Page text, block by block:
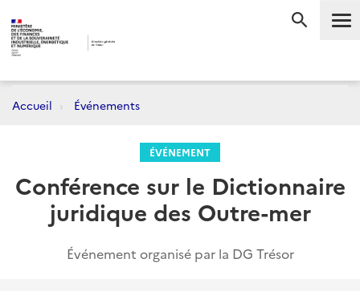
Accueil Événements
ÉVÉNEMENT
Conférence sur le Dictionnaire
juridique des Outre-mer
Événement organisé par la DG Trésor